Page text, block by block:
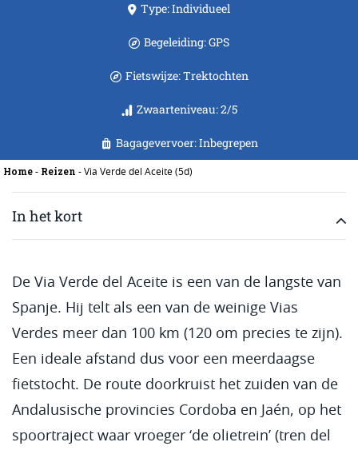
Type: Individueel
Begeleiding: GPS
Fietswijze: Trektochten
Zwaarteniveau: 2/5
Bagagevervoer: Inbegrepen
Home - Reizen - Via Verde del Aceite (5d)
In het kort
De Via Verde del Aceite is een van de langste van
Spanje. Hij telt als een van de weinige Vias
Verdes meer dan 100 km (120 om precies te zijn).
Een ideale afstand dus voor een meerdaagse
fietstocht. De route doorkruist het zuiden van de
Andalusische provincies Cordoba en Jaén, op het
spoortraject waar vroeger ‘de olietrein’ (tren del